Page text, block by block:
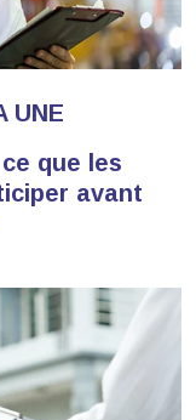
UNE
que les
avant